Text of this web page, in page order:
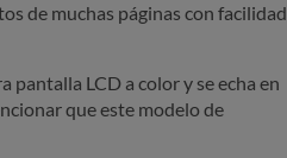
de muchas páginas con facilidad
LCD a color y se echa en
que este modelo de